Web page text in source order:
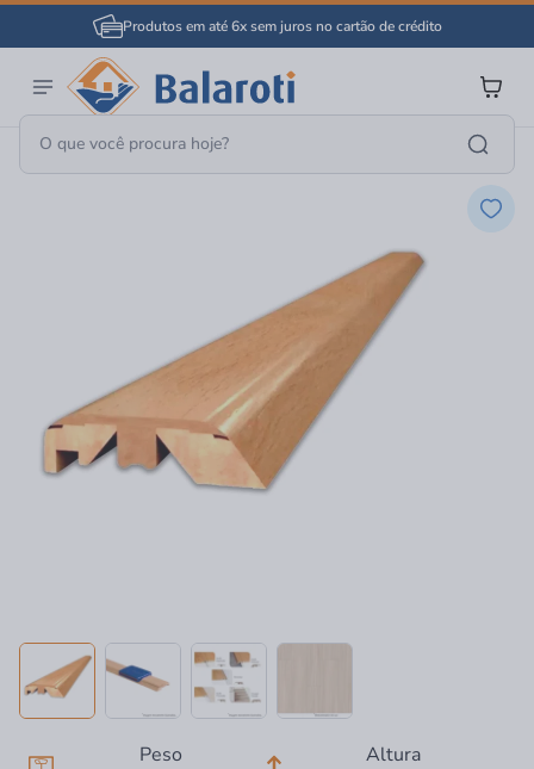
Produtos em até 6x sem juros no cartão de crédito
Pisos E Revestimentos Perfil T
Peso
Altura